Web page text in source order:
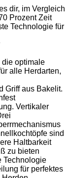
dir, im Vergleich
Prozent Zeit
Technologie für
die optimale
alle Herdarten,
Griff aus Bakelit.
Vertikaler
sind
Haltbarkeit
zu bieten
Technologie
für perfektes